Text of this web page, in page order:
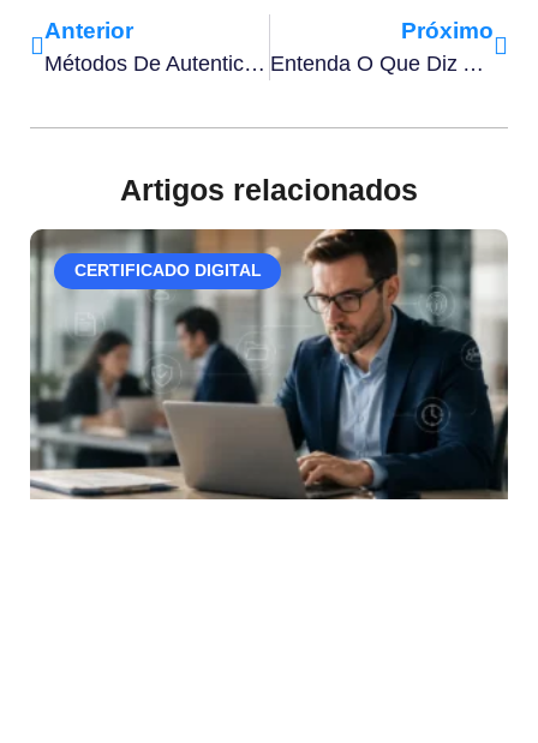
Anterior
Métodos De Autenticação E Biometria Facial: Quais São As Diferenças?
Próximo
Entenda O Que Diz A Lei Da Assinatura Digital No Brasil
Artigos relacionados
CERTIFICADO DIGITAL